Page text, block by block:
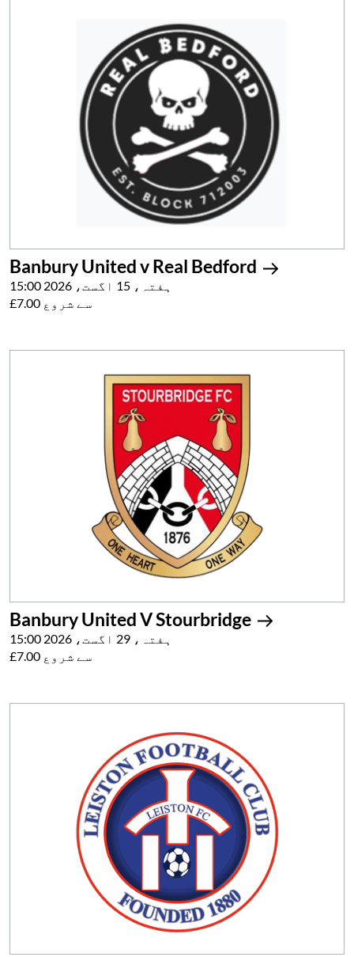
Banbury United v Real Bedford
ہفتہ، 15 اگست، 2026 15:00
£7.00 سے شروع
Banbury United V Stourbridge
ہفتہ، 29 اگست، 2026 15:00
£7.00 سے شروع